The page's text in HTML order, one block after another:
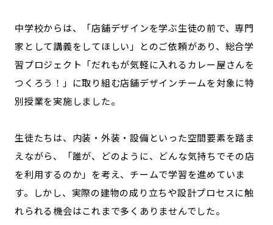
中学校からは、「店舗デザインを学ぶ生徒の前で、専門
家として講義をしてほしい」とのご依頼があり、総合学
習プロジェクト「だれもが気軽に入れるカレー屋さんを
つくろう！」に取り組む店舗デザインチームを対象に特
別授業を実施しました。
生徒たちは、内装・外装・設備といった空間要素を踏ま
えながら、「誰が、どのように、どんな気持ちでその店
を利用するのか」を考え、チームで学習を進めていま
す。しかし、実際の建物の成り立ちや設計プロセスに触
れられる機会はこれまで多くありませんでした。